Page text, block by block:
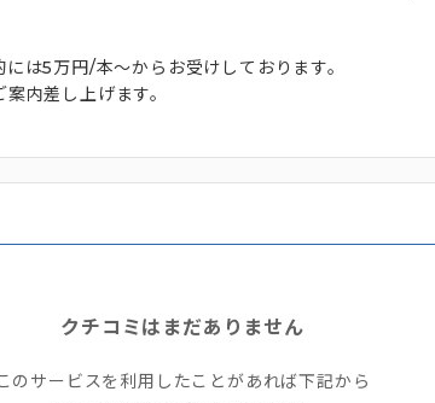
は5万円/本～からお受けしております。
内差し上げます。
クチコミはまだありません
のサービスを利用したことがあれば下記から